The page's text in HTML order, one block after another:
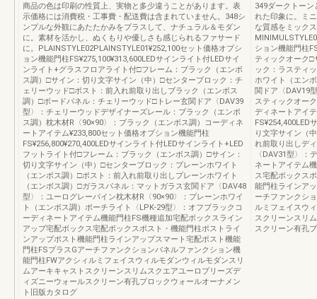
商品の色は印刷の性質上、実物と多少違うことがあります。表
示価格には消費税・工事費・配送費は含まれていません。348シ
ンプルな外観にあたたかみをプラスして、ナチュラル＆モダン
に。素材を活かし、ぬくもりや優しさも感じられるファサード
に。PLAINSTYLE02PLAINSTYLE01¥252,100セット価格オプシ
ョン機能門柱FS¥275,100¥313,600LEDサインライト付LEDサイ
ンライト+グラスフロアライト付□フレーム：ブラック（エンボ
ス調）□サイン：切り文字サイン（中）□センターブロック：チ
ェリーウッド□ポスト：前入れ前取り出しブラック（エンボス
調）□ボードパネル：チェリーウッド□トレー玄関ドア〈DAV39
型〉：チェリーウッドデザイナーズレール：ブラック（エンボ
ス調）枕木材R〈90×90〉：ブラック（エンボス調）コーディネ
ートアイテム¥233,800セット価格オプション機能門柱
FS¥256,800¥270,400LEDサインライト付LEDサインライト+LED
フットライト付□フレーム：ブラック（エンボス調）□サイン：
切り文字サイン（中）□センターブロック：プレーンホワイト
（エンボス調）□ポスト：前入れ前取り出しプレーンホワイト
（エンボス調）□ガラスパネル：マットガラス玄関ドア〈DAV48
型〉：ユーログレーパイン枕木材R〈90×90〉：プレーンホワイ
ト（エンボス調）ポーチライト〈LPK-29型〉：オフブラックコ
ーディネートアイテム機能門柱FS機種追加宅配ボックスライン
アップ宅配ボックス宅配ボックスポスト・機能門柱ポストライ
ンアップポスト機能門柱ラインアップスマート宅配ポスト機能
門柱FSプラスGアーチファンクションパネルファンクション機
能門柱FWアクシィルミフェイスウィルモダンウィルモダンスリ
ムアーキキャストスクリーンスリムスクエアユーロブリーズデ
ィズニーウォールスクリーン有孔ブロックウォールオーナメン
ト旧版カタログ
349ダークトー
れた印象に。ミ
な質感をミック
ション機能門柱
ティックオーク□
ック：ラスティ
ホワイト（エン
関ドア〈DAV19
スティックオー
ディネートアイ
FS¥254,400LED
り文字サイン（
れ前取り出しデ
〈DAV31型〉：
ネートアイテム
ス宅配ボックス
能門柱ラインア
ーチファンクシ
ルミフェイスウ
スクリーンスリ
スクリーン有孔